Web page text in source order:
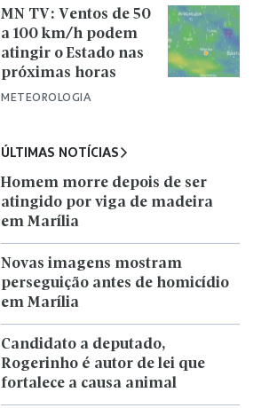
METEOROLOGIA
MN TV: Ventos de 50
a 100 km/h podem
atingir o Estado nas
próximas horas
ÚLTIMAS NOTÍCIAS
Homem morre depois de ser
atingido por viga de madeira
em Marília
Novas imagens mostram
perseguição antes de homicídio
em Marília
Candidato a deputado,
Rogerinho é autor de lei que
fortalece a causa animal